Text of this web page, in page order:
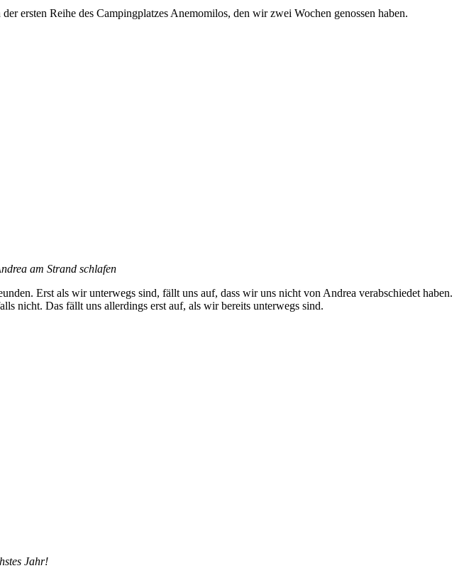
ersten Reihe des Campingplatzes Anemomilos, den wir zwei Wochen genossen haben.
am Strand schlafen
Erst als wir unterwegs sind, fällt uns auf, dass wir uns nicht von Andrea verabschiedet haben.
nicht. Das fällt uns allerdings erst auf, als wir bereits unterwegs sind.
Jahr!